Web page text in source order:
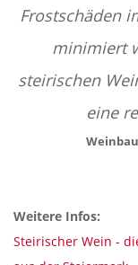
Frostschäden
minimiert
steirischen
eine
Weitere Infos:
Steirischer Wein -